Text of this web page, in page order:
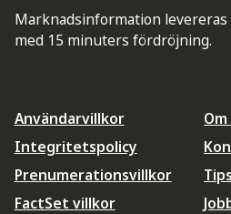
Marknadsinformation
med 15 minuters fördröjning.
Användarvillkor
Integritetspolicy
Prenumerationsvillkor
FactSet villkor
Om